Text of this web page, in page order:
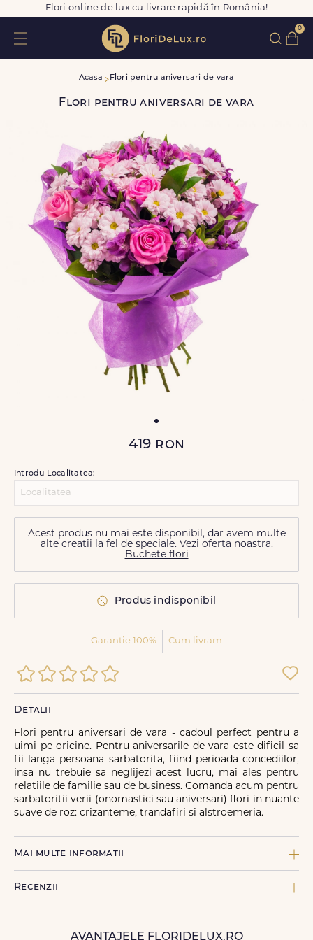
Flori online de lux cu livrare rapidă în România!
0
Acasa Flori pentru aniversari de vara
Flori pentru aniversari de vara
419 ron
Introdu Localitatea:
Acest produs nu mai este disponibil, dar avem multe
alte creatii la fel de speciale. Vezi oferta noastra.
Buchete flori
Produs indisponibil
Garantie 100% Cum livram
Detalii
Flori pentru aniversari de vara - cadoul perfect pentru a
uimi pe oricine. Pentru aniversarile de vara este dificil sa
fii langa persoana sarbatorita, fiind perioada concediilor,
insa nu trebuie sa neglijezi acest lucru, mai ales pentru
relatiile de familie sau de business. Comanda acum pentru
sarbatoritii verii (onomastici sau aniversari) flori in nuante
suave de roz: crizanteme, trandafiri si alstroemeria.
Mai multe informatii
5 x Alstroemeria, 2 x Ambalaj decor, 5 x Crizantema Roz, 1 x
Recenzii
AVANTAJELE FLORIDELUX.RO